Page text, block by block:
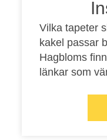
Vilka tapeter
kakel passar
Hagbloms
länkar som